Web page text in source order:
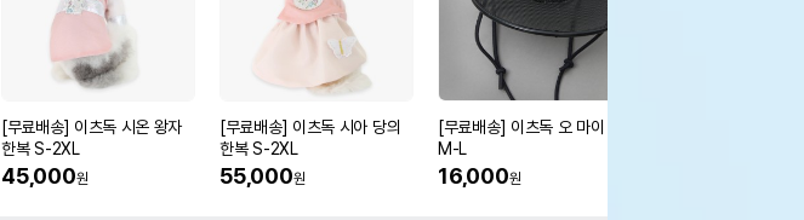
[무료배송] 이츠독 시온 왕자
한복 S-2XL
45,000원
[무료배송] 이츠독 시아 당의
한복 S-2XL
55,000원
[무료배송] 이츠독 오 마이 갓
M-L
16,000원